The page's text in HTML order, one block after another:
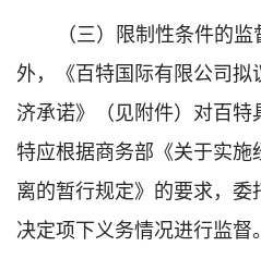
（三）限制性条件的
外，
《百特国际有限公司
济承诺》（见附件）对百特
特应根据商务部《关于实
离的暂行规定》的要求，
决定项下义务情况进行监督。